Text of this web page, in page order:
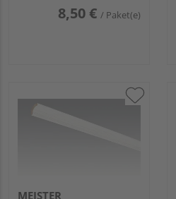
8,50 € / Paket(e)
MEISTER